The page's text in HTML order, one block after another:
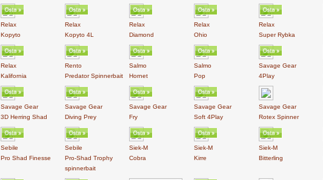
Relax
Kopyto
Relax
Kopyto 4L
Relax
Diamond
Relax
Ohio
Relax
Super Rybka
Relax
Kalifornia
Rento
Predator Spinnerbait
Salmo
Hornet
Salmo
Pop
Savage Gear
4Play
Savage Gear
3D Herring Shad
Savage Gear
Diving Prey
Savage Gear
Fry
Savage Gear
Soft 4Play
Savage Gear
Rotex Spinner
Sebile
Pro Shad Finesse
Sebile
Pro-Shad Trophy
spinnerbait
Siek-M
Cobra
Siek-M
Kirre
Siek-M
Bitterling